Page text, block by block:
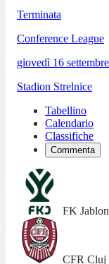
Terminata
Conference League
giovedì 16
Stadion Strelnice
Tabellino
Calendario
Classifiche
Commenta
FK
CFR Cluj